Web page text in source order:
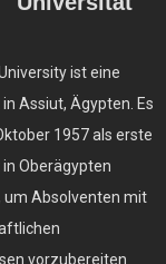
ist eine
Assiut, Ägypten. Es
1957 als erste
Oberägypten
um Absolventen mit
vorzubereiten